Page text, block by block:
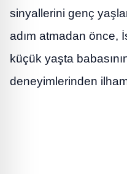
sinyallerini genç
adım atmadan önce,
küçük yaşta
deneyimlerinden